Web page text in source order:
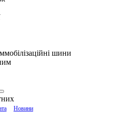
шини
Новини